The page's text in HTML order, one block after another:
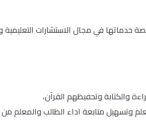
في مجال الاستشارات التعليمية
والكتابة وتحفيظهم القرآن،
وتسهيل متابعة اداء الطالب والمعلم